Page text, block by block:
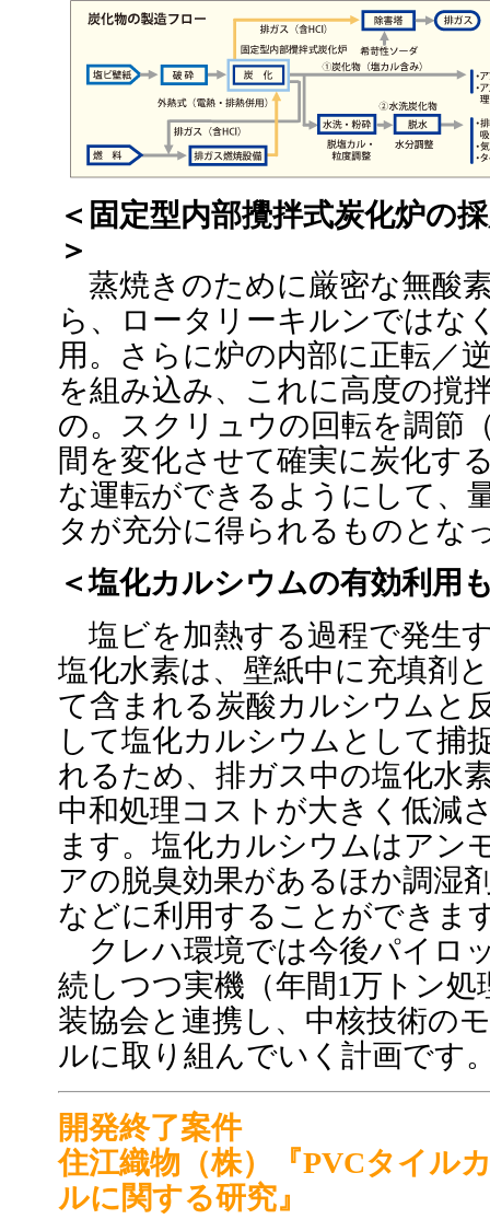
＜固定型内部攪拌式炭化炉の
＞
蒸焼きのために厳密な無酸
ら、ロータリーキルンではな
用。さらに炉の内部に正転／
を組み込み、これに高度の撹
の。スクリュウの回転を調節
間を変化させて確実に炭化す
な運転ができるようにして、
タが充分に得られるものとな
＜塩化カルシウムの有効利用
塩ビを加熱する過程で発生
塩化水素は、壁紙中に充填剤
て含まれる炭酸カルシウムと
して塩化カルシウムとして捕
れるため、排ガス中の塩化水
中和処理コストが大きく低減
ます。塩化カルシウムはアン
アの脱臭効果があるほか調湿
などに利用することができま
クレハ環境では今後パイロ
続しつつ実機（年間1万トン
装協会と連携し、中核技術の
ルに取り組んでいく計画です
開発終了案件
住江織物（株）『PVCタイル
ルに関する研究』